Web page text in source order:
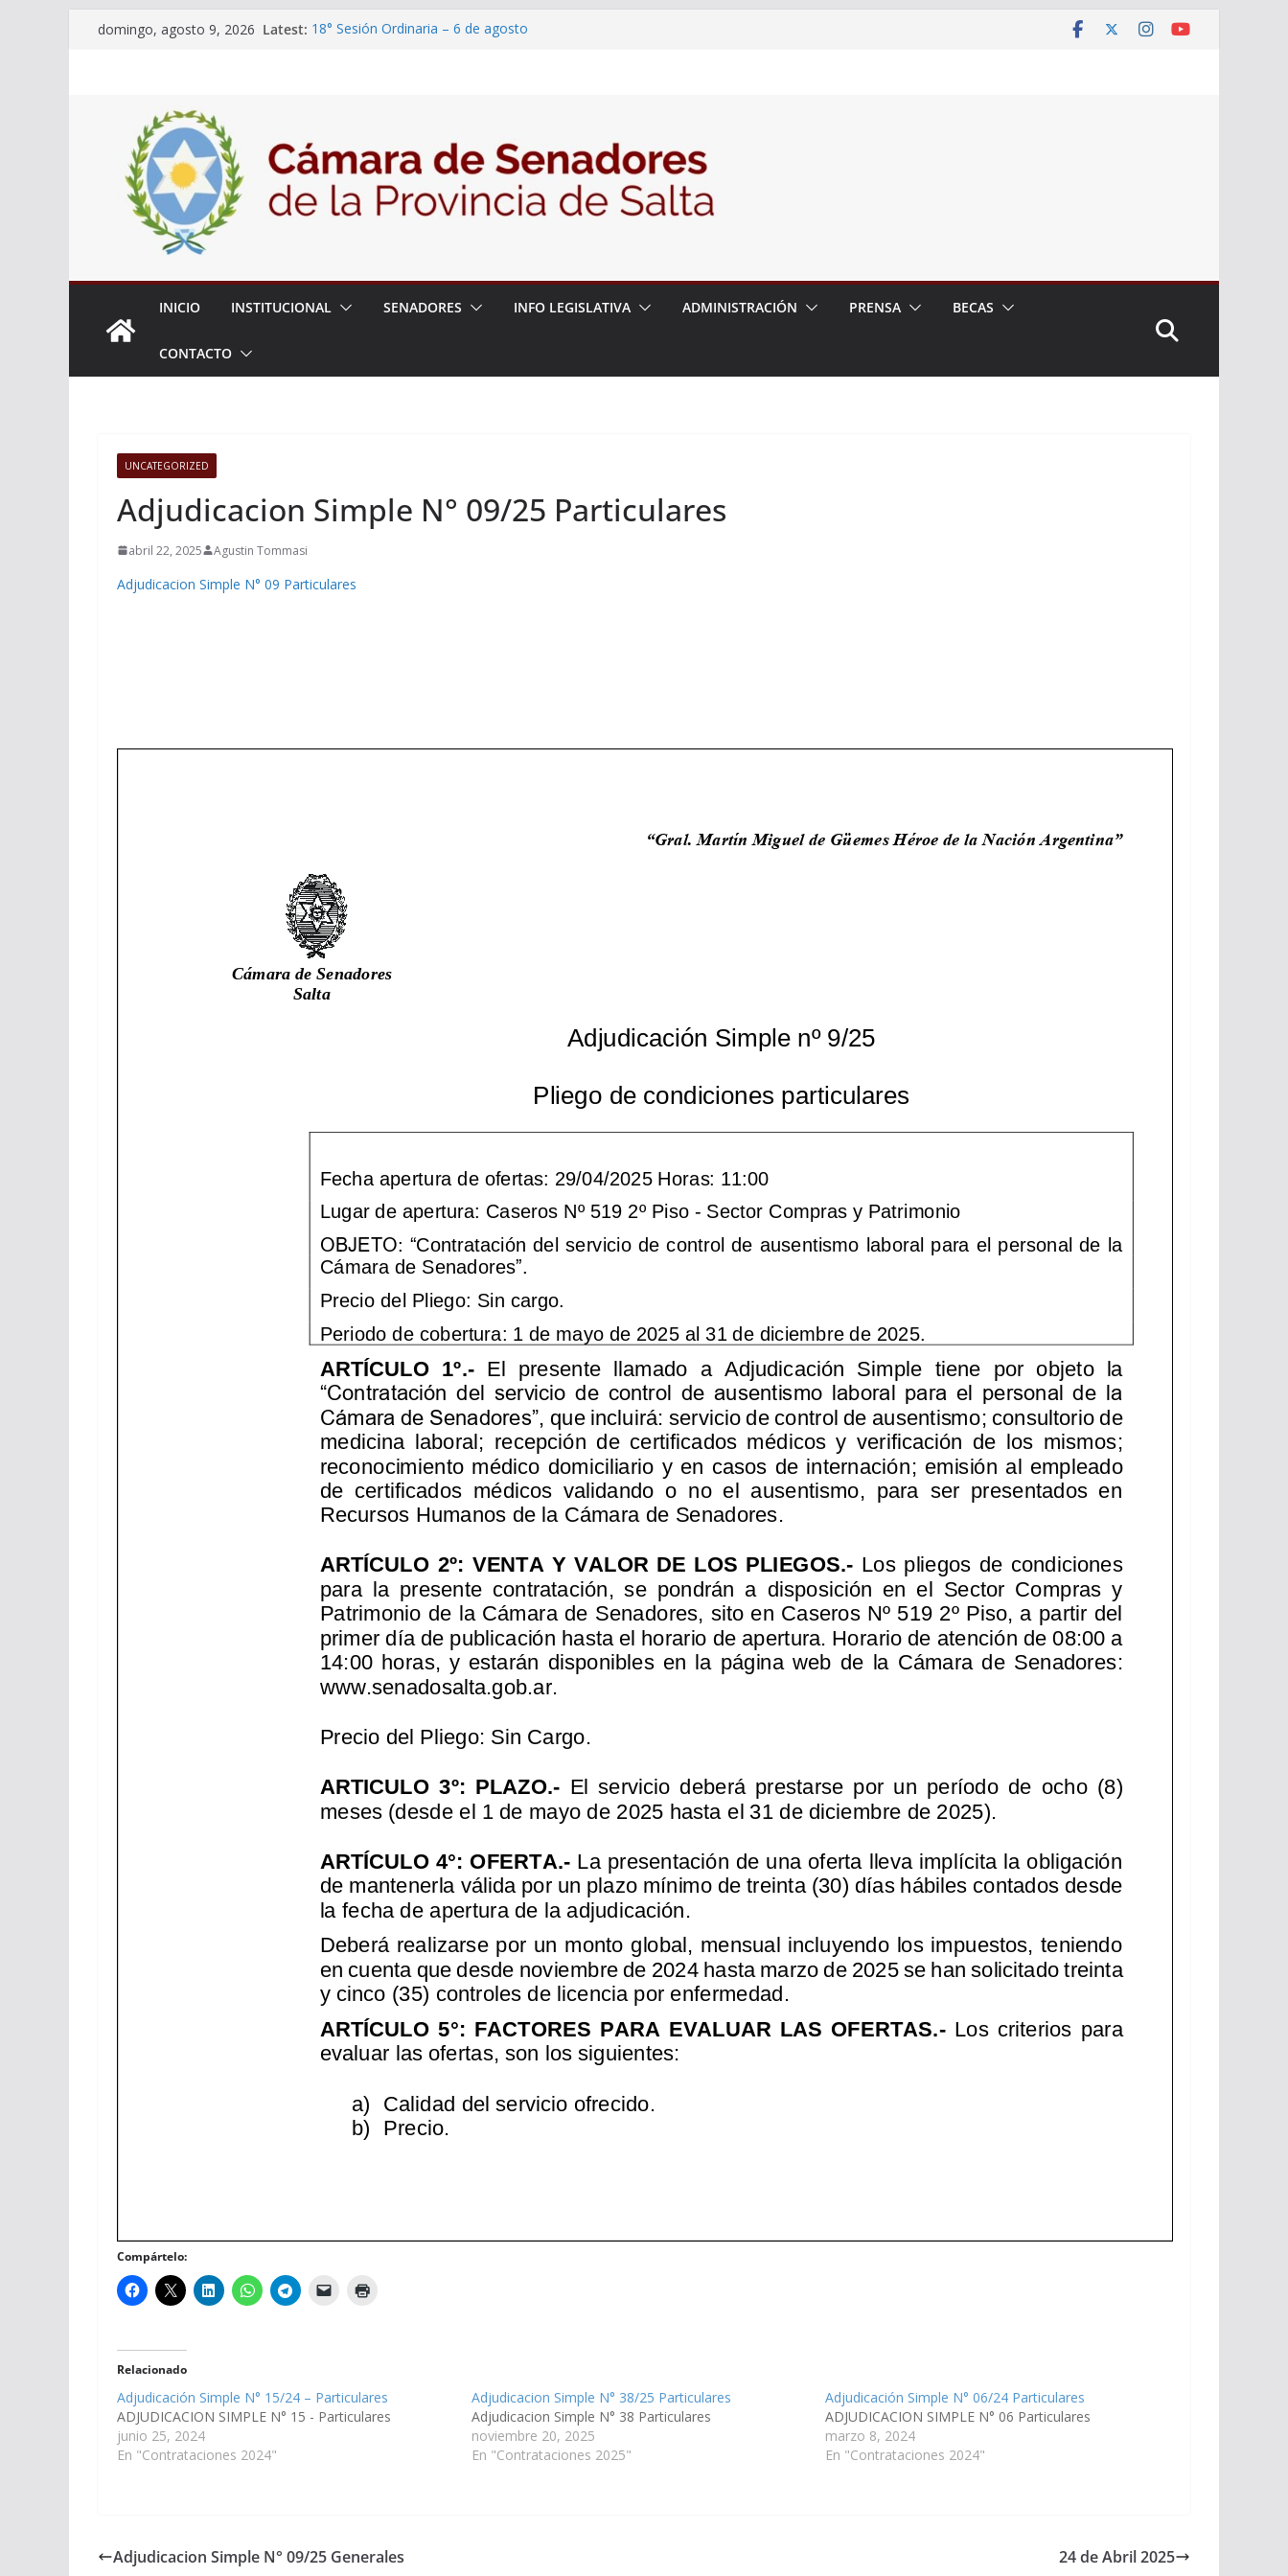
domingo, agosto 9, 2026 Latest: 18° Sesión Ordinaria – 6 de agosto
Expte. Nº 90-34.516/2026 – 06/08/26 – Créase el Ente Salteño
de Protección y Control Vegetal
INICIO INSTITUCIONAL SENADORES INFO LEGISLATIVA ADMINISTRACIÓN PRENSA BECAS
CONTACTO
UNCATEGORIZED
Adjudicacion Simple N° 09/25 Particulares
abril 22, 2025 Agustin Tommasi
Adjudicacion Simple N° 09 Particulares
Compártelo:
Relacionado
Adjudicación Simple N° 15/24 – Particulares
ADJUDICACION SIMPLE N° 15 - Particulares
junio 25, 2024
En "Contrataciones 2024"
Adjudicacion Simple N° 38/25 Particulares
Adjudicacion Simple N° 38 Particulares
noviembre 20, 2025
En "Contrataciones 2025"
Adjudicación Simple N° 06/24 Particulares
ADJUDICACION SIMPLE N° 06 Particulares
marzo 8, 2024
En "Contrataciones 2024"
Adjudicacion Simple N° 09/25 Generales 24 de Abril 2025